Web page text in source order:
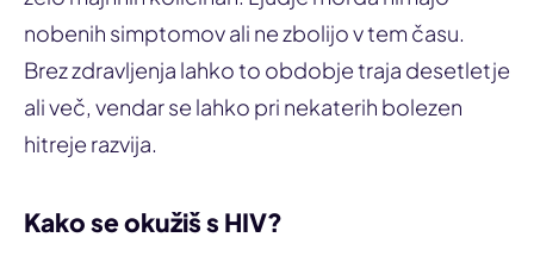
nobenih simptomov ali ne zbolijo v tem času.
Brez zdravljenja lahko to obdobje traja desetletje
ali več, vendar se lahko pri nekaterih bolezen
hitreje razvija.
Kako se okužiš s HIV?